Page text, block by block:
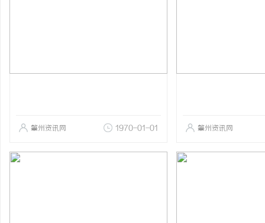
肇州资讯网 1970-01-01 肇州资讯网